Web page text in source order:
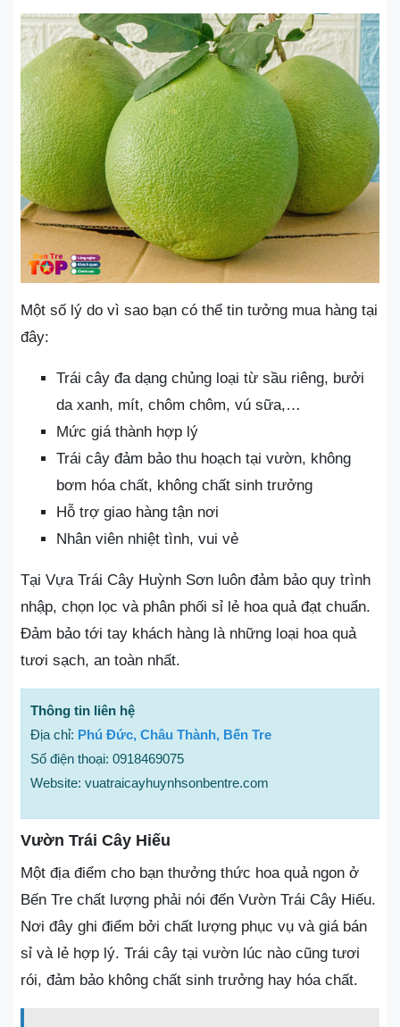
Một số lý do vì sao bạn có thể tin tưởng mua hàng tại
đây:
Trái cây đa dạng chủng loại từ sầu riêng, bưởi
da xanh, mít, chôm chôm, vú sữa,…
Mức giá thành hợp lý
Trái cây đảm bảo thu hoạch tại vườn, không
bơm hóa chất, không chất sinh trưởng
Hỗ trợ giao hàng tận nơi
Nhân viên nhiệt tình, vui vẻ
Tại Vựa Trái Cây Huỳnh Sơn luôn đảm bảo quy trình
nhập, chọn lọc và phân phối sỉ lẻ hoa quả đạt chuẩn.
Đảm bảo tới tay khách hàng là những loại hoa quả
tươi sạch, an toàn nhất.
Thông tin liên hệ
Địa chỉ: Phú Đức, Châu Thành, Bến Tre
Số điện thoại: 0918469075
Website: vuatraicayhuynhsonbentre.com
Vườn Trái Cây Hiếu
Một địa điểm cho bạn thưởng thức hoa quả ngon ở
Bến Tre chất lượng phải nói đến Vườn Trái Cây Hiếu.
Nơi đây ghi điểm bởi chất lượng phục vụ và giá bán
sỉ và lẻ hợp lý. Trái cây tại vườn lúc nào cũng tươi
rói, đảm bảo không chất sinh trưởng hay hóa chất.